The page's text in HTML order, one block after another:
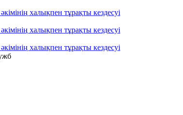
халықпен тұрақты кездесуі
халықпен тұрақты кездесуі
халықпен тұрақты кездесуі